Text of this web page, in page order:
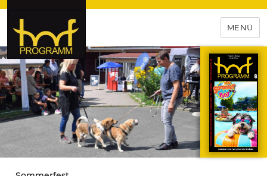
hof-programm – das
Veranstaltungsportal für
Hochfranken
MENÜ